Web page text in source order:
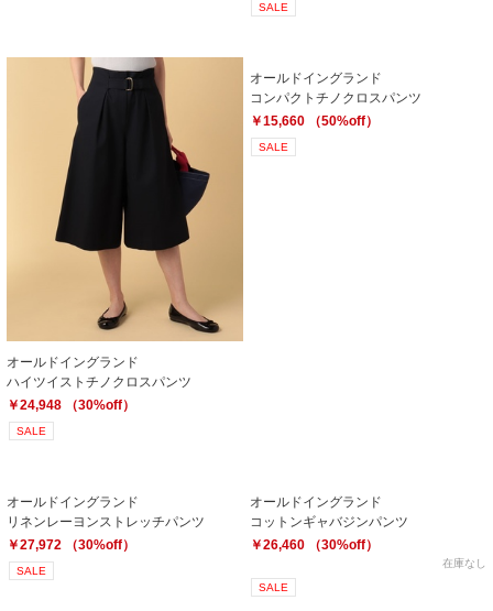
SALE
オールドイングランド
ハイツイストチノクロスパンツ
￥24,948 （30%off）
SALE
オールドイングランド
コンパクトチノクロスパンツ
￥15,660 （50%off）
SALE
オールドイングランド
リネンレーヨンストレッチパンツ
￥27,972 （30%off）
SALE
オールドイングランド
コットンギャバジンパンツ
￥26,460 （30%off）
在庫なし
SALE